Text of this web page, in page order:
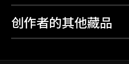
创作者的其他藏品